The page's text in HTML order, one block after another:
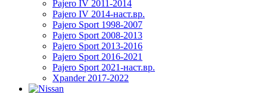
Pajero IV 2011-2014
Pajero IV 2014-наст.вр.
Pajero Sport 1998-2007
Pajero Sport 2008-2013
Pajero Sport 2013-2016
Pajero Sport 2016-2021
Pajero Sport 2021-наст.вр.
Xpander 2017-2022